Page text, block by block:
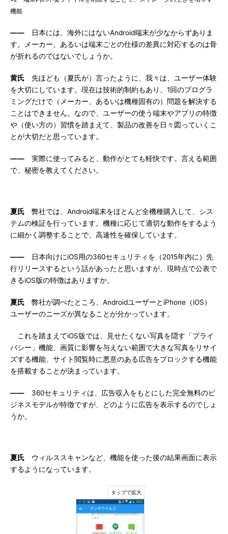
機能
―― 日本には、海外にはないAndroid端末が少なからずありま
す。メーカー、あるいは端末ごとの仕様の差異に対応するのは骨
が折れるのではないでしょうか。
黄氏 先ほども（夏氏が）言ったように、我々は、ユーザー体験
を大切にしています。現在は技術的制約もあり、1回のプログラ
ミングだけで（メーカー、あるいは機種固有の）問題を解決する
ことはできません。なので、ユーザーの使う端末やアプリの特徴
や（使い方の）習慣を踏まえて、製品の改善を日々図っていくこ
とが大切だと思っています。
―― 実際に使ってみると、動作がとても軽快です。言える範囲
で、秘密を教えてください。
夏氏 弊社では、Android端末をほとんど全機種購入して、シス
テムの検証を行っています。機種に応じて適切な動作をするよう
に細かく調整することで、高速性を確保しています。
―― 日本向けにiOS用の360セキュリティを（2015年内に）先
行リリースするという話があったと思いますが、現時点で公表で
きるiOS版の特徴はありますか。
夏氏 弊社が調べたところ、AndroidユーザーとiPhone（iOS）
ユーザーのニーズが異なることが分かっています。
これを踏まえてiOS版では、見せたくない写真を隠す「プライ
バシー」機能、画質に影響を与えない範囲で大きな写真をリサイ
ズする機能、サイト閲覧時に悪意のある広告をブロックする機能
を搭載することが決まっています。
―― 360セキュリティは、広告収入をもとにした完全無料のビ
ジネスモデルが特徴ですが、どのように広告を表示するのでしょ
うか。
夏氏 ウィルススキャンなど、機能を使った後の結果画面に表示
するようになっています。